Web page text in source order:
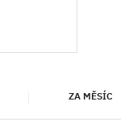
ZA MĚSÍC